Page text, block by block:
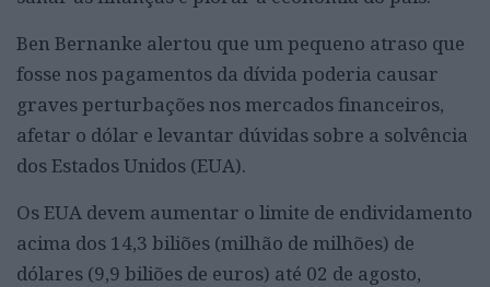
Ben Bernanke alertou que um pequeno atraso que
fosse nos pagamentos da dívida poderia causar
graves perturbações nos mercados financeiros,
afetar o dólar e levantar dúvidas sobre a solvência
dos Estados Unidos (EUA).
Os EUA devem aumentar o limite de endividamento
acima dos 14,3 biliões (milhão de milhões) de
dólares (9,9 biliões de euros) até 02 de agosto,